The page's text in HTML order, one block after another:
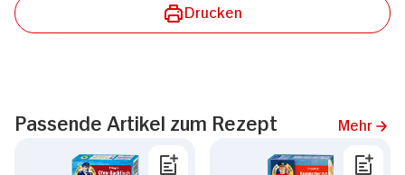
Drucken
Passende Artikel zum Rezept Mehr